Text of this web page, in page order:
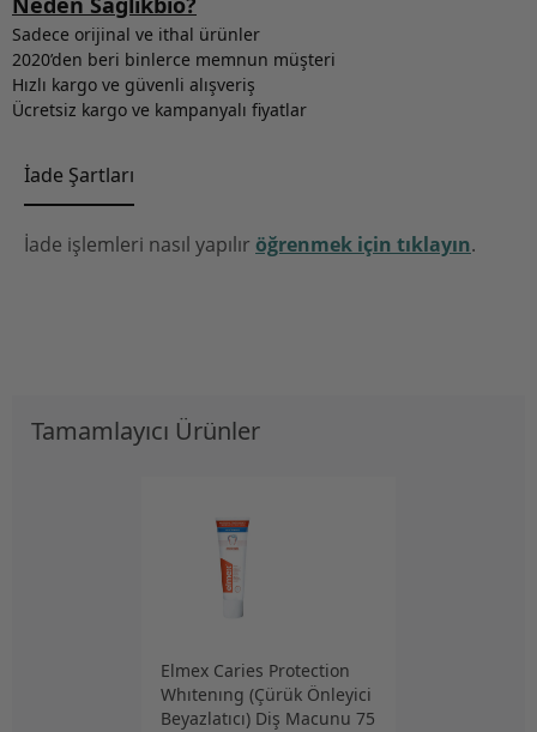
Sadece orijinal ve ithal ürünler
2020’den beri binlerce memnun müşteri
Hızlı kargo ve güvenli alışveriş
Ücretsiz kargo ve kampanyalı fiyatlar
İade Şartları
İade işlemleri nasıl yapılır öğrenmek için tıklayın.
Tamamlayıcı Ürünler
Elmex Caries Protection
Whıtenıng (Çürük Önleyici
Beyazlatıcı) Diş Macunu 75